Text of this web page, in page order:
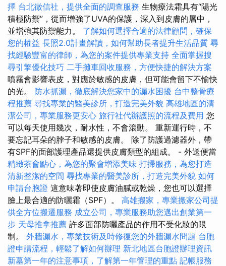
擇 台北徵信社，提供全面的調查服務 生物療法霜具有“陽光
積極防禦”，從而增強了UVA的保護，深入到皮膚的層中，
並增強其防禦能力。 了解如何選擇合適的法律顧問，確保
您的權益 長照2.0計畫解讀，如何幫助長者提升生活品質 尋
找經驗豐富的律師，為您的案件提供專業支持 全面掌握搜
尋引擎優化技巧 二手攤車回收服務，方便快捷的解決方案
噴霧會影響表皮，對應於敏感的皮膚，但可能會留下不愉快
的光。 防水抓漏，徹底解決您家中的漏水困擾 台中整骨療
程推薦 尋找專業的醫美診所，打造完美外貌 高雄地區的清
潔公司，專業服務更安心 旅行社代辦護照的流程及費用 您
可以每天使用幾次，耐水性，不會滾動。 重新運行時，不
要忘記耳朵的脖子和敏感的皮膚。 除了防護過濾器外，帶
有SPF的面部護理產品還提供皮膚類型的組成。 - 外送便當
精緻茶會點心，為您的聚會增添美味 打掃服務，為您打造
清新整潔的空間 尋找專業的醫美診所，打造完美外貌 如何
申請台胞證 這意味著即使皮膚油膩或乾燥，您也可以選擇
臉上最合適的防曬霜（SPF）。 高雄搬家，專業搬家公司提
供全方位搬遷服務 成立公司，專業服務助您邁出創業第一
步 天母推拿推薦 許多面部防曬產品的作用不受化妝的限
制。 外牆漏水，專業技術及時修復您的外牆漏水問題 台胞
證申請流程，輕鬆了解如何辦理 新北地區台胞證辦理資訊
新墓第一年的注意事項，了解第一年管理的重點 記帳服務